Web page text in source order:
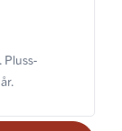
Pluss-